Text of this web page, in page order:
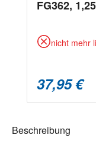
FG362,
nicht mehr
37,95 €
Beschreibung